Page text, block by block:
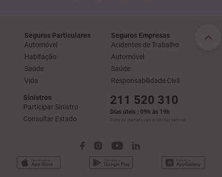
Seguros Particulares
Automóvel
Habitação
Saúde
Vida
Seguros Empresas
Acidentes de Trabalho
Automóvel
Saúde
Responsabilidade Civil
Sinistros
Participar Sinistro
Consultar Estado
211 520 310
Dias úteis | 09h às 19h
Custo de chamada para a rede fixa nacional